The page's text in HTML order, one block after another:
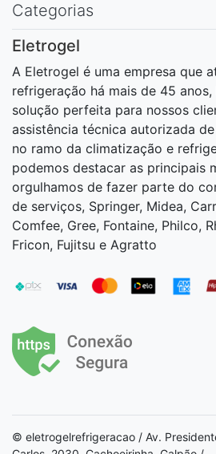
Categorias
Eletrogel
A Eletrogel é uma empresa que
refrigeração há mais de 45
solução perfeita para nossos
assistência técnica autorizada
no ramo da climatização e
podemos destacar as principais
orgulhamos de fazer parte do
de serviços, Springer, Midea,
Comfee, Gree, Fontaine, Philco,
Fricon, Fujitsu e Agratto
© eletrogelrefrigeracao / Av.